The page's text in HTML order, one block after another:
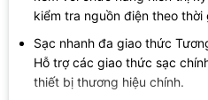
kiểm tra nguồn điện theo thời
Sạc nhanh đa giao thức
Hỗ trợ các giao thức sạc
thiết bị thương hiệu chính.